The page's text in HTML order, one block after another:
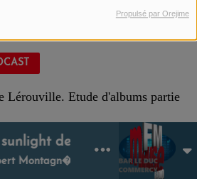
Propulsé par Orejime
sunlight des tropiques
Montagn� 0
Lérouville. Etude d'albums partie